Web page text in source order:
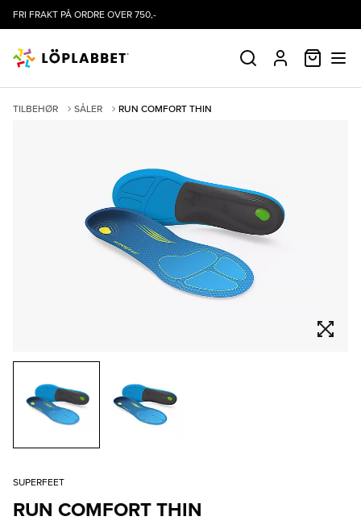
FRI FRAKT PÅ ORDRE OVER 750,-
SØK PROFIL
TILBEHØR SÅLER RUN COMFORT THIN
SUPERFEET
RUN COMFORT THIN